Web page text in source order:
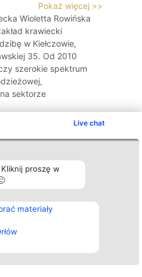
Live chat
proszę w
materiały
Pokaż więcej >>
Wioletta Rowińska
krawiecki
w Kiełczowie,
35. Od 2010
szerokie spektrum
sektorze
Kontakt